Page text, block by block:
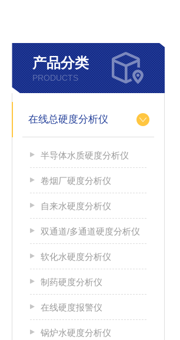
产品分类
PRODUCTS
在线总硬度分析仪
半导体水质硬度分析仪
卷烟厂硬度分析仪
自来水硬度分析仪
双通道/多通道硬度分析仪
软化水硬度分析仪
制药硬度分析仪
在线硬度报警仪
锅炉水硬度分析仪